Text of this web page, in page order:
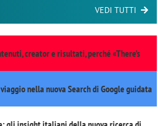
VEDI TUTTI
creator e risultati, perché «There’s
nella nuova Search di Google guidata